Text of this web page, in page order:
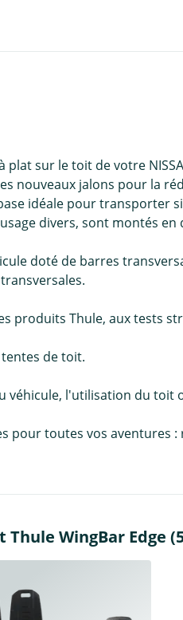
sur le toit de votre
nouveaux jalons pour la
idéale pour transporter
divers, sont montés
doté de barres
produits Thule, aux tests
de toit.
véhicule, l'utilisation du toit
pour toutes vos aventures
WingBar Edge